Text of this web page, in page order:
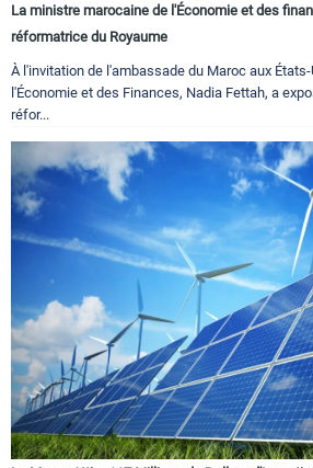
La ministre marocaine de l'Économie et des
réformatrice du Royaume
À l'invitation de l'ambassade du Maroc aux
l'Économie et des Finances, Nadia Fettah, a
réfor...